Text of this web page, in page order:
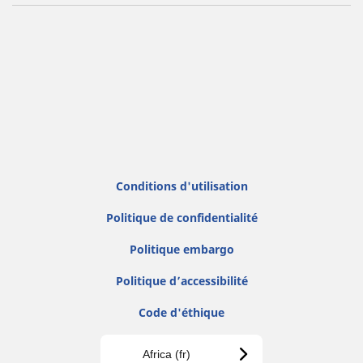
Conditions d'utilisation
Politique de confidentialité
Politique embargo
Politique d’accessibilité
Code d'éthique
Africa (fr)